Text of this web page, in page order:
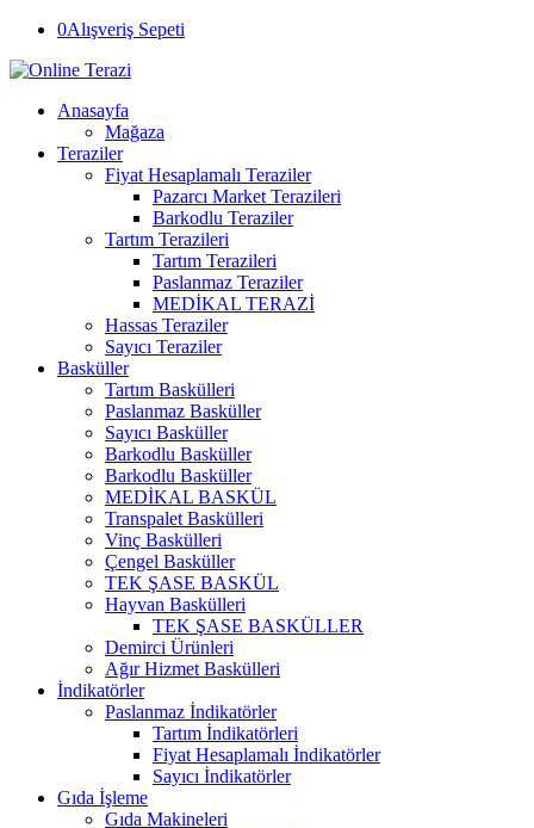
0Alışveriş Sepeti
Anasayfa
Mağaza
Teraziler
Fiyat Hesaplamalı Teraziler
Pazarcı Market Terazileri
Barkodlu Teraziler
Tartım Terazileri
Tartım Terazileri
Paslanmaz Teraziler
MEDİKAL TERAZİ
Hassas Teraziler
Sayıcı Teraziler
Basküller
Tartım Baskülleri
Paslanmaz Basküller
Sayıcı Basküller
Barkodlu Basküller
Barkodlu Basküller
MEDİKAL BASKÜL
Transpalet Baskülleri
Vinç Baskülleri
Çengel Basküller
TEK ŞASE BASKÜL
Hayvan Baskülleri
TEK ŞASE BASKÜLLER
Demirci Ürünleri
Ağır Hizmet Baskülleri
İndikatörler
Paslanmaz İndikatörler
Tartım İndikatörleri
Fiyat Hesaplamalı İndikatörler
Sayıcı İndikatörler
Gıda İşleme
Gıda Makineleri